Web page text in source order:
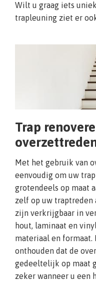
Wilt u graag iets
trapleuning ziet er
Trap
Met het gebruik van
eenvoudig om uw
grotendeels op maat
zelf op uw traptreden
zijn verkrijgbaar in
hout, laminaat en
materiaal en
onthouden dat de
gedeeltelijk op maat
zeker wanneer u een